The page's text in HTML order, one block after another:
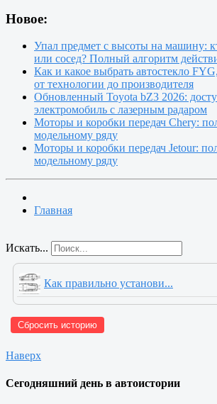
Новое:
Упал предмет с высоты на машину:
или сосед? Полный алгоритм
Как и какое выбрать автостекло
от технологии до производителя
Обновленный Toyota bZ3 2026:
электромобиль с лазерным радаром
Моторы и коробки передач Chery:
модельному ряду
Моторы и коробки передач Jetour:
модельному ряду
Главная
Искать...
Как правильно установи...
Сбросить историю
Наверх
Сегодняшний день в автоистории